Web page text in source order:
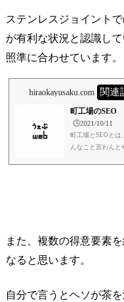
ステンレスジョイント
が有利な状況と認識し
照準に合わせています。
hiraokayusaku.com 関連
町工場のSEO
🕒️2021/10/11
町工場とSEOとは
んなこと言わんと
また、複数の得意要素
なると思います。
自分で言うとヘソが茶